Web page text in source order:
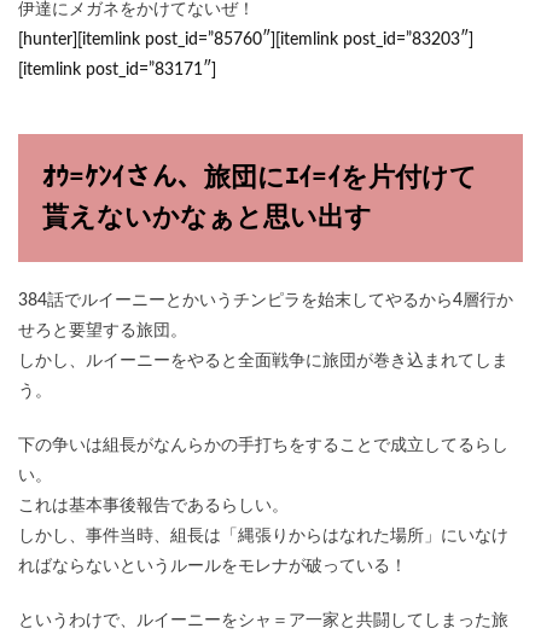
伊達にメガネをかけてないぜ！
[hunter][itemlink post_id=”85760″][itemlink post_id=”83203″]
[itemlink post_id=”83171″]
ｵｳ=ｹﾝｲさん、旅団にｴｲ=ｲを片付けて
貰えないかなぁと思い出す
384話でルイーニーとかいうチンピラを始末してやるから4層行か
せろと要望する旅団。
しかし、ルイーニーをやると全面戦争に旅団が巻き込まれてしま
う。
下の争いは組長がなんらかの手打ちをすることで成立してるらし
い。
これは基本事後報告であるらしい。
しかし、事件当時、組長は「縄張りからはなれた場所」にいなけ
ればならないというルールをモレナが破っている！
というわけで、ルイーニーをシャ＝ア一家と共闘してしまった旅